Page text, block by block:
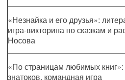
«Незнайка и его друзья»:
игра-викторина по сказкам и
Носова
«По страницам любимых книг»:
знатоков, командная игра